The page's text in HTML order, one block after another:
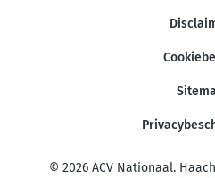
© 2026 ACV Nationaal.